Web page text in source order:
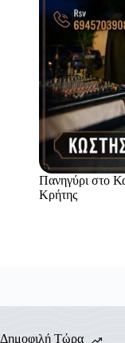
Πανηγύρι στο
Κρήτης
Δημοφιλή Τώρα